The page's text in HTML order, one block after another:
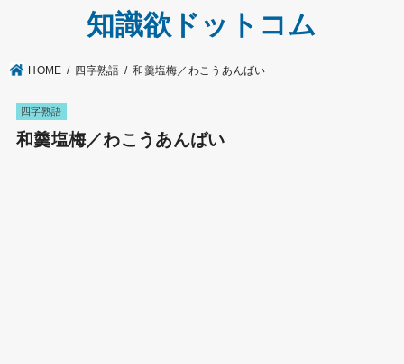
知識欲ドットコム
HOME 四字熟語 和羹塩梅／わこうあんばい
四字熟語
和羹塩梅／わこうあんばい